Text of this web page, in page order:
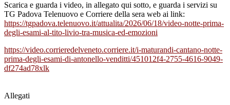
Scarica e guarda i video, in allegato qui sotto, e guarda i servizi su
TG Padova Telenuovo e Corriere della sera web ai link:
https://tgpadova.telenuovo.it/attualita/2026/06/18/video-notte-prima-
degli-esami-al-tito-livio-tra-musica-ed-emozioni
https://video.corrieredelveneto.corriere.it/i-maturandi-cantano-notte-
prima-degli-esami-di-antonello-venditti/451012f4-2755-4616-9049-
df274ad78xlk
Allegati